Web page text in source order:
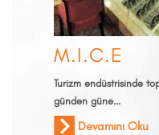
M.I.C.E
Turizm endüstrisinde
günden güne...
Devamını Oku